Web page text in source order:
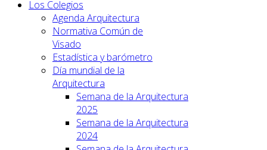
Los Colegios
Agenda Arquitectura
Normativa Común de
Visado
Estadística y barómetro
Día mundial de la
Arquitectura
Semana de la Arquitectura
2025
Semana de la Arquitectura
2024